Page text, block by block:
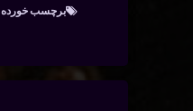
برچسب‌ خورده